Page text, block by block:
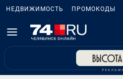
НЕДВИЖИМОСТЬ ПРОМОКОДЫ